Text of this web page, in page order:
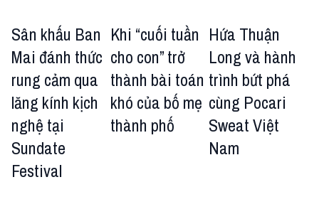
Sân khấu Ban
Mai đánh thức
rung cảm qua
lăng kính kịch
nghệ tại
Sundate
Festival
Khi “cuối tuần
cho con” trở
thành bài toán
khó của bố mẹ
thành phố
Hứa Thuận
Long và hành
trình bứt phá
cùng Pocari
Sweat Việt
Nam